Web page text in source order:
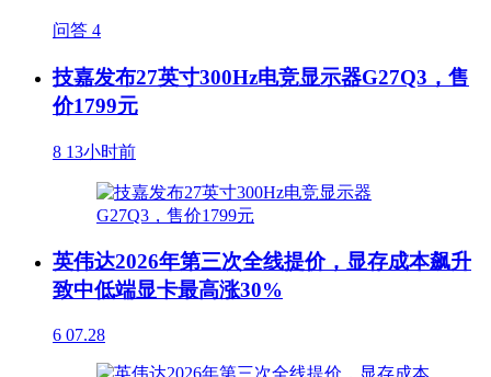
问答 4
技嘉发布27英寸300Hz电竞显示器G27Q3，售
价1799元
8 13小时前
英伟达2026年第三次全线提价，显存成本飙升
致中低端显卡最高涨30%
6 07.28